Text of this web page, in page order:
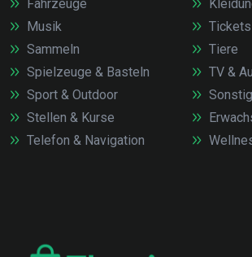
Fahrzeuge
Musik
Sammeln
Spielzeuge & Basteln
Sport & Outdoor
Stellen & Kurse
Telefon & Navigation
Tiere
TV &